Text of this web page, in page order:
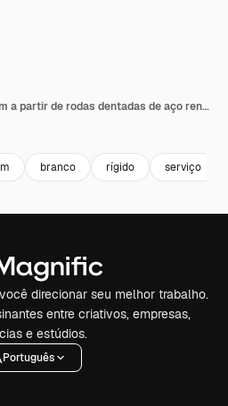
Computação em nuvem a partir de rodas dentadas de aço renderização 3D isolada em fundo transparente
branco rígido serviço
direcionar seu melhor trabalho.
entre criativos, empresas,
e estúdios.
Português